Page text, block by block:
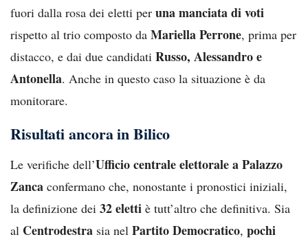
fuori dalla rosa dei eletti per una manciata di voti
rispetto al trio composto da Mariella Perrone, prima per
distacco, e dai due candidati Russo, Alessandro e
Antonella. Anche in questo caso la situazione è da
monitorare.
Risultati ancora in Bilico
Le verifiche dell’Ufficio centrale elettorale a Palazzo
Zanca confermano che, nonostante i pronostici iniziali,
la definizione dei 32 eletti è tutt’altro che definitiva. Sia
al Centrodestra sia nel Partito Democratico, pochi